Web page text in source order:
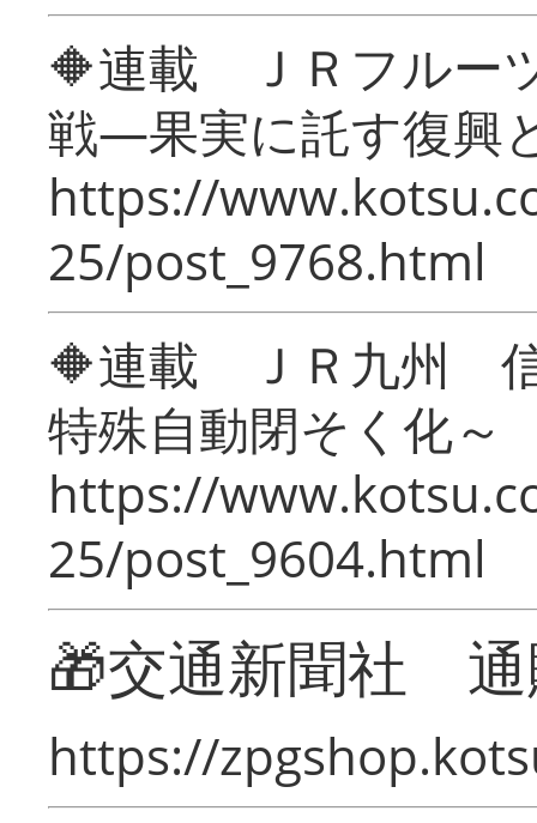
🔶連載 ＪＲフルー
戦―果実に託す復興
https://
25/post_9768.html
🔶連載 ＪＲ九州 信
特殊自動閉そく化～
https://
25/post_9604.html
🎁交通新聞社
https://